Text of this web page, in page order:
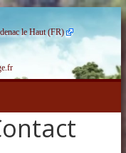
le Haut (FR)